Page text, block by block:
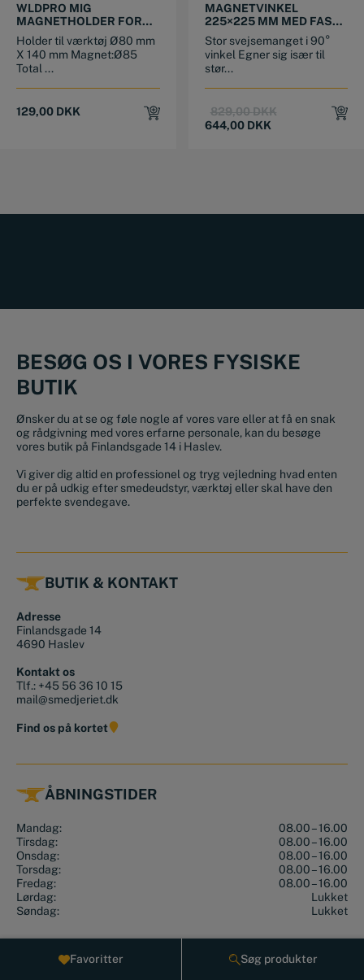
WLDPRO MIG
MAGNETHOLDER FOR
SVEJSEVÆRKTØJ
Holder til værktøj Ø80 mm
X 140 mm Magnet:Ø85
Total ...
129,00 DKK
MAGNETVINKEL
225×225 MM MED FAST
90° VINKEL (600N)
Stor svejsemanget i 90°
vinkel Egner sig især til
stør...
829,00DKKOriginal
644,00 DKK
Current
BESØG OS I VORES FYSISKE
BUTIK
Ønsker du at se og føle nogle af vores vare eller at få en snak
og rådgivning med vores erfarne personale, kan du besøge
vores butik på Finlandsgade 14 i Haslev.
Vi giver dig altid en professionel og tryg vejledning hvad enten
du er på udkig efter smedeudstyr, værktøj eller skal have den
perfekte svendegave.
BUTIK & KONTAKT
Adresse
Finlandsgade 14
4690 Haslev
Kontakt os
Tlf.: +45 56 36 10 15
mail@smedjeriet.dk
Find os på kortet
ÅBNINGSTIDER
Mandag:
08.00 – 16.00
Tirsdag:
08.00 – 16.00
Onsdag:
08.00 – 16.00
Torsdag:
08.00 – 16.00
Fredag:
08.00 – 16.00
Lørdag:
Lukket
Søndag:
Lukket
Favoritter Søg produkter